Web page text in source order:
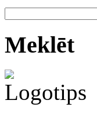
Meklēt